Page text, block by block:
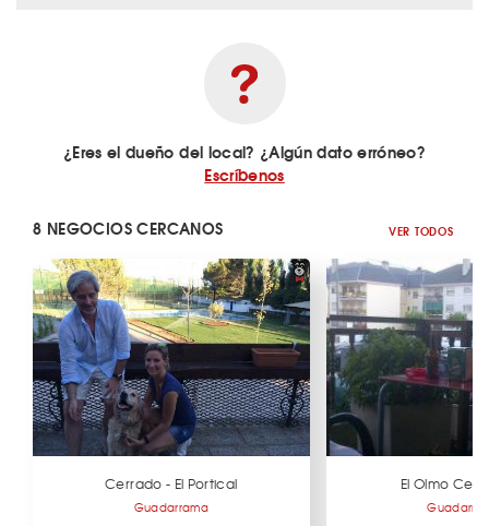
¿Eres el dueño del local? ¿Algún dato erróneo?
Escríbenos
8 NEGOCIOS CERCANOS VER TODOS
Cerrado - El Portical
Guadarrama
El Olmo